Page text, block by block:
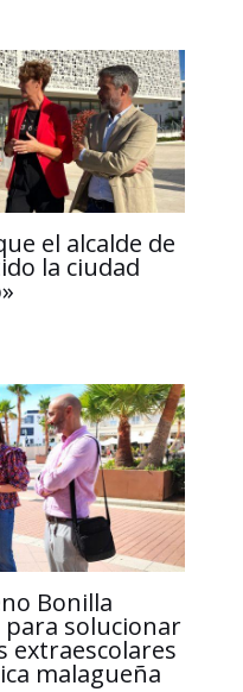
el alcalde de
la ciudad
Bonilla
para solucionar
extraescolares
malagueña